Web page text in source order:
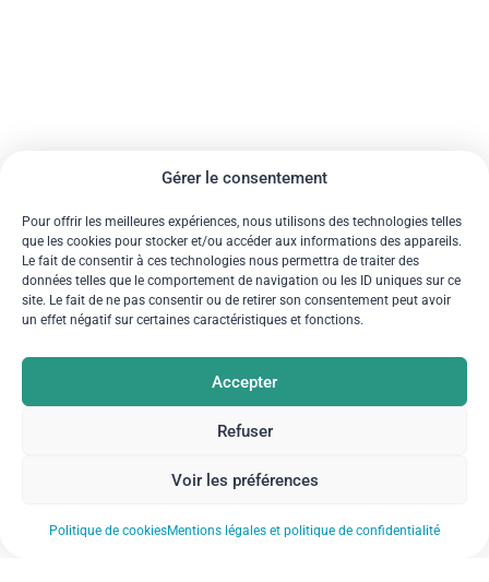
Gérer le consentement
Pour offrir les meilleures expériences, nous utilisons des technologies telles
que les cookies pour stocker et/ou accéder aux informations des appareils.
Le fait de consentir à ces technologies nous permettra de traiter des
données telles que le comportement de navigation ou les ID uniques sur ce
site. Le fait de ne pas consentir ou de retirer son consentement peut avoir
un effet négatif sur certaines caractéristiques et fonctions.
Accepter
Refuser
Voir les préférences
Politique de cookiesMentions légales et politique de confidentialité